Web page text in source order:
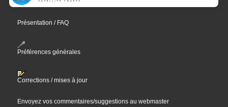
Présentation / FAQ
Préférences générales
Corrections / mises à jour
Envoyez vos commentaires/suggestions au webmaster